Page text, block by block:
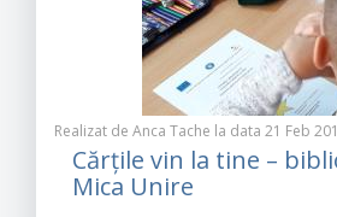
Realizat de Anca Tache la data 21 Feb
Cărțile vin la tine –
Mica Unire